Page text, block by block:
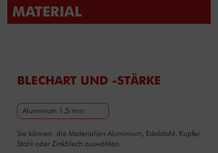
MATERIAL
BLECHART UND -STÄRKE
Aluminium 1,5 mm
Sie können die Materialien Aluminium, Edelstahl, Kupfer,
Stahl oder Zinkblech auswählen.